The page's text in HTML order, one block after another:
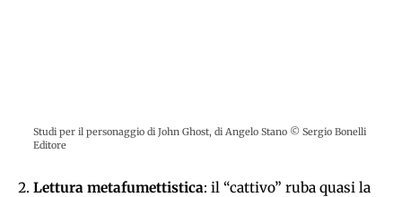
Studi per il personaggio di John Ghost, di Angelo Stano © Sergio Bonelli
Editore
Lettura metafumettistica: il “cattivo” ruba quasi la